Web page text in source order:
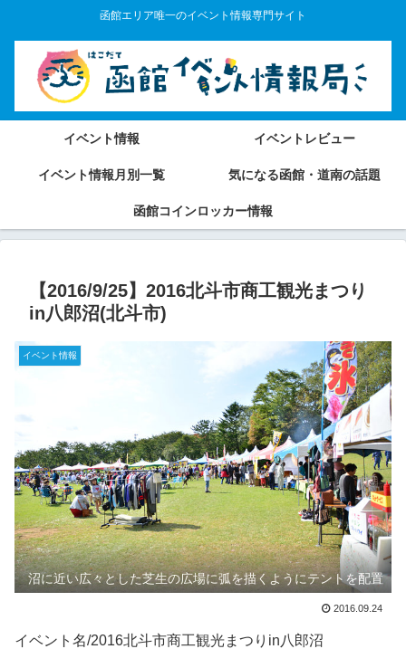
函館エリア唯一のイベント情報専門サイト
イベント情報 イベントレビュー
イベント情報月別一覧 気になる函館・道南の話題
函館コインロッカー情報
【2016/9/25】2016北斗市商工観光まつり
in八郎沼(北斗市)
イベント情報
沼に近い広々とした芝生の広場に弧を描くようにテントを配置
2016.09.24
イベント名/2016北斗市商工観光まつりin八郎沼